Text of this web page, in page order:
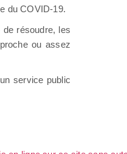
du COVID-19.
de résoudre, les
ou assez
service public